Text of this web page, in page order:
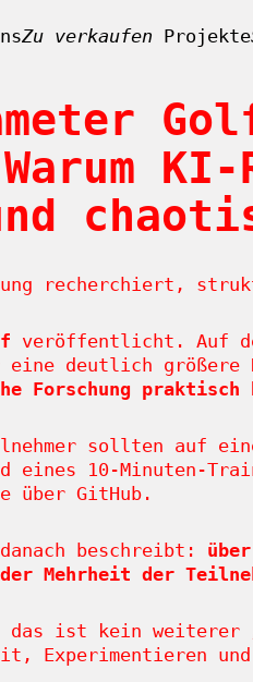
Zu verkaufen Projekte
KI-
recherchiert,
veröffentlicht. Auf
eine deutlich größere
Forschung
sollten auf
10-Minuten-
über GitHub.
beschreibt:
Mehrheit der
das ist kein
Experimentieren